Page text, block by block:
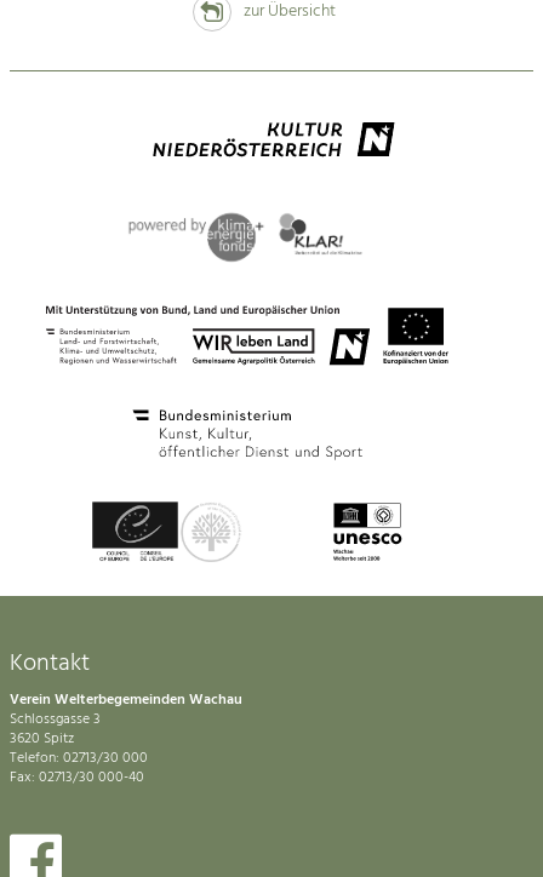
zur Übersicht
Kontakt
Verein Welterbegemeinden Wachau
Schlossgasse 3
3620 Spitz
Telefon: 02713/30 000
Fax: 02713/30 000-40